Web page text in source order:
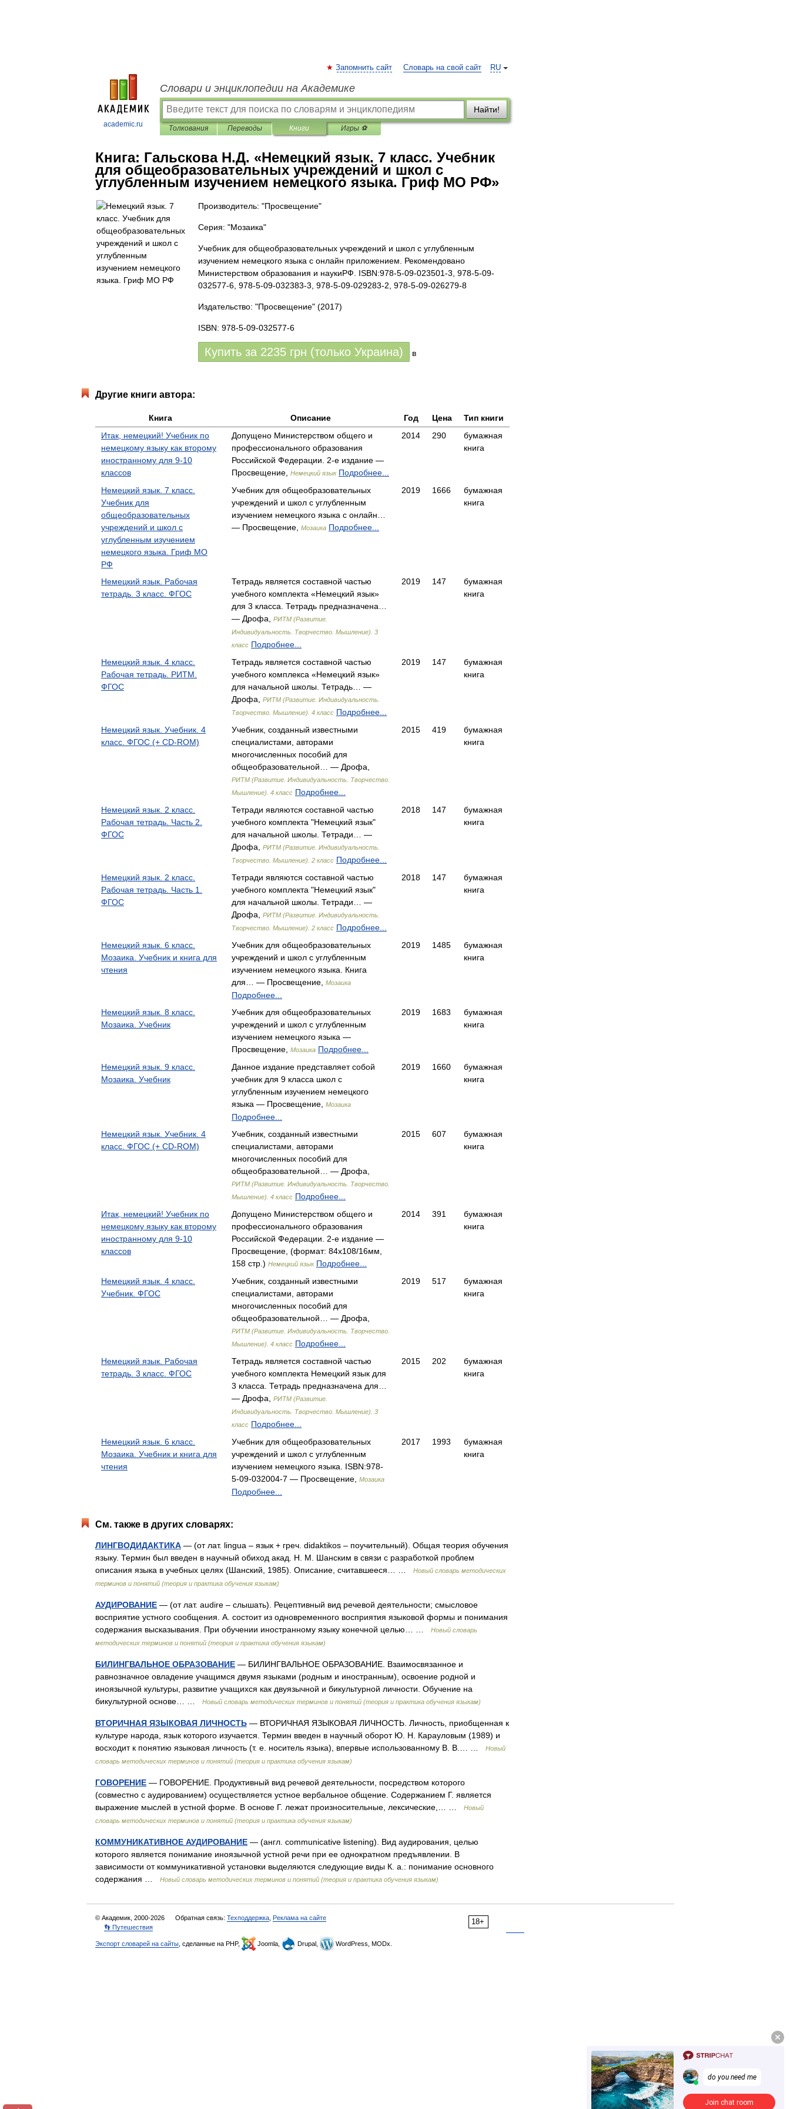
academic.ru
RU
Запомнить сайт Словарь на свой сайт
Словари и энциклопедии на Академике
Найти!
Толкования Переводы Книги Игры ⚽
Книга: Гальскова Н.Д. «Немецкий язык. 7 класс. Учебник
для общеобразовательных учреждений и школ с
углубленным изучением немецкого языка. Гриф МО РФ»
Производитель: "Просвещение"
Серия: "Мозаика"
Учебник для общеобразовательных учреждений и школ с углубленным
изучением немецкого языка с онлайн приложением. Рекомендовано
Министерством образования и наукиРФ. ISBN:978-5-09-023501-3, 978-5-09-
032577-6, 978-5-09-032383-3, 978-5-09-029283-2, 978-5-09-026279-8
Издательство: "Просвещение" (2017)
ISBN: 978-5-09-032577-6
Купить за 2235 грн (только Украина) в
Другие книги автора:
Книга Описание Год Цена
Тип книги
Итак, немецкий! Учебник по
немецкому языку как второму
иностранному для 9-10
классов
Допущено Министерством общего и
профессионального образования
Российской Федерации. 2-е издание —
Просвещение,
Немецкий язык Подробнее...
2014 290
бумажная
книга
Немецкий язык. 7 класс.
Учебник для
общеобразовательных
учреждений и школ с
углубленным изучением
немецкого языка. Гриф МО
РФ
Учебник для общеобразовательных
учреждений и школ с углубленным
изучением немецкого языка с онлайн…
— Просвещение,
Мозаика Подробнее...
2019 1666
бумажная
книга
Немецкий язык. Рабочая
тетрадь. 3 класс. ФГОС
Тетрадь является составной частью
учебного комплекта «Немецкий язык»
для 3 класса. Тетрадь предназначена…
— Дрофа,
РИТМ (Развитие.
Индивидуальность. Творчество. Мышление). 3
класс Подробнее...
2019 147
бумажная
книга
Немецкий язык. 4 класс.
Рабочая тетрадь. РИТМ.
ФГОС
Тетрадь является составной частью
учебного комплекса «Немецкий язык»
для начальной школы. Тетрадь… —
Дрофа,
РИТМ (Развитие. Индивидуальность.
Творчество. Мышление). 4 класс Подробнее...
2019 147
бумажная
книга
Немецкий язык. Учебник. 4
класс. ФГОС (+ CD-ROM)
Учебник, созданный известными
специалистами, авторами
многочисленных пособий для
общеобразовательной… — Дрофа,
РИТМ (Развитие. Индивидуальность. Творчество.
Мышление). 4 класс Подробнее...
2015 419
бумажная
книга
Немецкий язык. 2 класс.
Рабочая тетрадь. Часть 2.
ФГОС
Тетради являются составной частью
учебного комплекта "Немецкий язык"
для начальной школы. Тетради… —
Дрофа,
РИТМ (Развитие. Индивидуальность.
Творчество. Мышление). 2 класс Подробнее...
2018 147
бумажная
книга
Немецкий язык. 2 класс.
Рабочая тетрадь. Часть 1.
ФГОС
Тетради являются составной частью
учебного комплекта "Немецкий язык"
для начальной школы. Тетради… —
Дрофа,
РИТМ (Развитие. Индивидуальность.
Творчество. Мышление). 2 класс Подробнее...
2018 147
бумажная
книга
Немецкий язык. 6 класс.
Мозаика. Учебник и книга для
чтения
Учебник для общеобразовательных
учреждений и школ с углубленным
изучением немецкого языка. Книга
для… — Просвещение,
Мозаика
Подробнее...
2019 1485
бумажная
книга
Немецкий язык. 8 класс.
Мозаика. Учебник
Учебник для общеобразовательных
учреждений и школ с углубленным
изучением немецкого языка —
Просвещение,
Мозаика Подробнее...
2019 1683
бумажная
книга
Немецкий язык. 9 класс.
Мозаика. Учебник
Данное издание представляет собой
учебник для 9 класса школ с
углубленным изучением немецкого
языка — Просвещение,
Мозаика
Подробнее...
2019 1660
бумажная
книга
Немецкий язык. Учебник. 4
класс. ФГОС (+ CD-ROM)
Учебник, созданный известными
специалистами, авторами
многочисленных пособий для
общеобразовательной… — Дрофа,
РИТМ (Развитие. Индивидуальность. Творчество.
Мышление). 4 класс Подробнее...
2015 607
бумажная
книга
Итак, немецкий! Учебник по
немецкому языку как второму
иностранному для 9-10
классов
Допущено Министерством общего и
профессионального образования
Российской Федерации. 2-е издание —
Просвещение, (формат: 84x108/16мм,
158 стр.) Немецкий язык Подробнее...
2014 391
бумажная
книга
Немецкий язык. 4 класс.
Учебник. ФГОС
Учебник, созданный известными
специалистами, авторами
многочисленных пособий для
общеобразовательной… — Дрофа,
РИТМ (Развитие. Индивидуальность. Творчество.
Мышление). 4 класс Подробнее...
2019 517
бумажная
книга
Немецкий язык. Рабочая
тетрадь. 3 класс. ФГОС
Тетрадь является составной частью
учебного комплекта Немецкий язык для
3 класса. Тетрадь предназначена для…
— Дрофа,
РИТМ (Развитие.
Индивидуальность. Творчество. Мышление). 3
класс Подробнее...
2015 202
бумажная
книга
Немецкий язык. 6 класс.
Мозаика. Учебник и книга для
чтения
Учебник для общеобразовательных
учреждений и школ с углубленным
изучением немецкого языка. ISBN:978-
5-09-032004-7 — Просвещение,
Мозаика
Подробнее...
2017 1993
бумажная
книга
См. также в других словарях:
ЛИНГВОДИДАКТИКА — (от лат. lingua – язык + греч. didaktikos – поучительный). Общая теория обучения
языку. Термин был введен в научный обиход акад. Н. М. Шанским в связи с разработкой проблем
описания языка в учебных целях (Шанский, 1985). Описание, считавшееся… …
Новый словарь методических
терминов и понятий (теория и практика обучения языкам)
АУДИРОВАНИЕ — (от лат. audire – слышать). Рецептивный вид речевой деятельности; смысловое
восприятие устного сообщения. А. состоит из одновременного восприятия языковой формы и понимания
содержания высказывания. При обучении иностранному языку конечной целью… …
Новый словарь
методических терминов и понятий (теория и практика обучения языкам)
БИЛИНГВАЛЬНОЕ ОБРАЗОВАНИЕ — БИЛИНГВАЛЬНОЕ ОБРАЗОВАНИЕ. Взаимосвязанное и
равнозначное овладение учащимся двумя языками (родным и иностранным), освоение родной и
иноязычной культуры, развитие учащихся как двуязычной и бикультурной личности. Обучение на
бикультурной основе… …
Новый словарь методических терминов и понятий (теория и практика обучения языкам)
ВТОРИЧНАЯ ЯЗЫКОВАЯ ЛИЧНОСТЬ — ВТОРИЧНАЯ ЯЗЫКОВАЯ ЛИЧНОСТЬ. Личность, приобщенная к
культуре народа, язык которого изучается. Термин введен в научный оборот Ю. Н. Карауловым (1989) и
восходит к понятию языковая личность (т. е. носитель языка), впервые использованному В. В.… …
Новый
словарь методических терминов и понятий (теория и практика обучения языкам)
ГОВОРЕНИЕ — ГОВОРЕНИЕ. Продуктивный вид речевой деятельности, посредством которого
(совместно с аудированием) осуществляется устное вербальное общение. Содержанием Г. является
выражение мыслей в устной форме. В основе Г. лежат произносительные, лексические,… …
Новый
словарь методических терминов и понятий (теория и практика обучения языкам)
КОММУНИКАТИВНОЕ АУДИРОВАНИЕ — (англ. communicative listening). Вид аудирования, целью
которого является понимание иноязычной устной речи при ее однократном предъявлении. В
зависимости от коммуникативной установки выделяются следующие виды К. а.: понимание основного
содержания …
Новый словарь методических терминов и понятий (теория и практика обучения языкам)
18+
© Академик, 2000-2026 Обратная связь: Техподдержка Реклама на сайте
👣 Путешествия
Экспорт словарей на сайты , сделанные на PHP, Joomla, Drupal, WordPress, MODx.